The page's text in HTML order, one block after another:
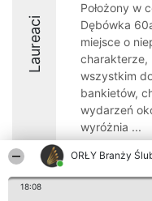
ORŁY Branży
18:08
Laureaci
Położony w
Dębówka
miejsce o
charakterze,
wszystkim
bankietów,
wydarzeń
wyróżnia ...
9.5